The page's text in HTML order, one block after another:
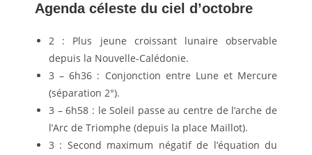
Agenda céleste du ciel d’octobre
2 : Plus jeune croissant lunaire observable
depuis la Nouvelle-Calédonie.
3 – 6h36 : Conjonction entre Lune et Mercure
(séparation 2°).
3 – 6h58 : le Soleil passe au centre de l’arche de
l’Arc de Triomphe (depuis la place Maillot).
3 : Second maximum négatif de l’équation du